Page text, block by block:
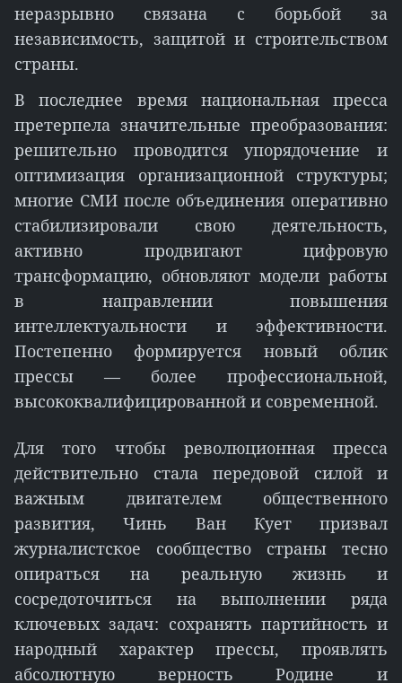
неразрывно связана с борьбой за
независимость, защитой и строительством
страны.
В последнее время национальная пресса
претерпела значительные преобразования:
решительно проводится упорядочение и
оптимизация организационной структуры;
многие СМИ после объединения оперативно
стабилизировали свою деятельность,
активно продвигают цифровую
трансформацию, обновляют модели работы
в направлении повышения
интеллектуальности и эффективности.
Постепенно формируется новый облик
прессы — более профессиональной,
высококвалифицированной и современной.
Для того чтобы революционная пресса
действительно стала передовой силой и
важным двигателем общественного
развития, Чинь Ван Кует призвал
журналистское сообщество страны тесно
опираться на реальную жизнь и
сосредоточиться на выполнении ряда
ключевых задач: сохранять партийность и
народный характер прессы, проявлять
абсолютную верность Родине и